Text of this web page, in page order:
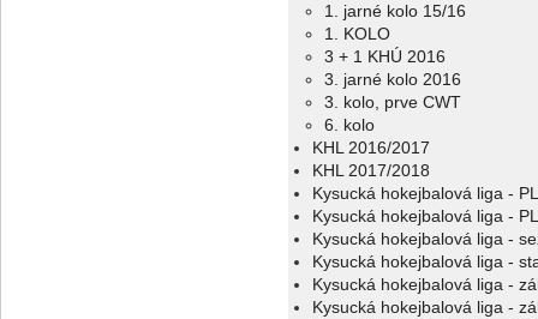
1. jarné kolo 15/16
1. KOLO
3 + 1 KHÚ 2016
3. jarné kolo 2016
3. kolo, prve CWT
6. kolo
KHL 2016/2017
KHL 2017/2018
Kysucká hokejbalová liga -
Kysucká hokejbalová liga -
Kysucká hokejbalová liga -
Kysucká hokejbalová liga -
Kysucká hokejbalová liga -
Kysucká hokejbalová liga -